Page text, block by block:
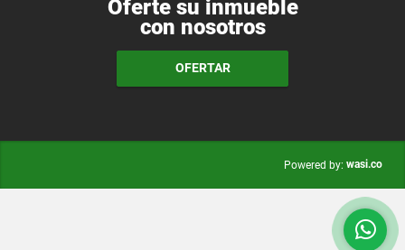
Oferte su inmueble
con nosotros
OFERTAR
Powered by: wasi.co